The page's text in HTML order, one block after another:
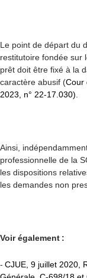
Le point de départ du
restitutoire fondée sur
prêt doit être fixé à la
caractère abusif (Cour
2023, n° 22-17.030)
Ainsi,
professionnelle de la
les dispositions
les demandes non
Voir également :
- CJUE, 9 juillet 2020,